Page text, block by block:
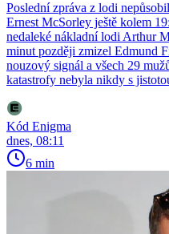
Poslední zpráva z lodi
Ernest McSorley ještě kolem
nedaleké nákladní lodi Arthur
minut později zmizel Edmund
nouzový signál a všech 29
katastrofy nebyla nikdy s
Kód Enigma
dnes, 08:11
6 min